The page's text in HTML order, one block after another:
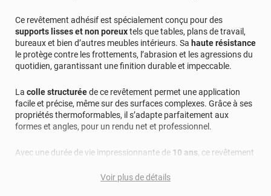
Ce revêtement adhésif est spécialement conçu pour des
supports lisses et non poreuxtels que tables, plans de travail,
bureaux et bien d’autres meubles intérieurs. Sa haute résistance
le protège contre les frottements, l’abrasion et les agressions du
quotidien, garantissant une finition durable et impeccable.
La colle structuréede ce revêtement permet une application
facile et précise, même sur des surfaces complexes. Grâce à ses
propriétés thermoformables, il s’adapte parfaitement aux
formes et angles, pour un rendu net et professionnel.
Avec une durée de vie impressionnante de 10 ans, ce revêtement
et à l’usure. Il ne jaunit pas, ne craquèle pas et reste intact face
Voir plus de détails